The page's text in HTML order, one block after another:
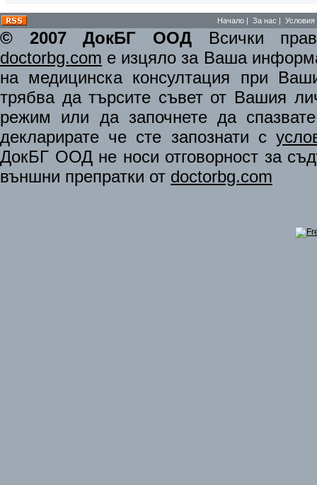
Начало | За нас | Условия
© 2007 ДокБГ ООД Всички
doctorbg.com е изцяло за Ваша
на медицинска консултация при
трябва да търсите съвет от Вашия
режим или да започнете да
декларирате че сте запознати с
ДокБГ ООД не носи отговорност за
външни препратки от doctorbg.com